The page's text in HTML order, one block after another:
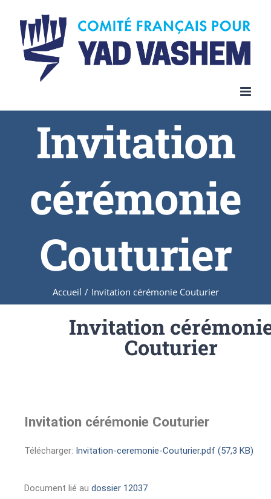
Invitation
cérémonie
Couturier
Accueil / Invitation cérémonie Couturier
Invitation
Couturier
Invitation cérémonie Couturier
Télécharger: Invitation-ceremonie-Couturier.pdf (57,3 KB)
Document lié au dossier 12037